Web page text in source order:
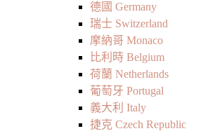
德國 Germany
瑞士 Switzerland
摩納哥 Monaco
比利時 Belgium
荷蘭 Netherlands
葡萄牙 Portugal
義大利 Italy
捷克 Czech Republic